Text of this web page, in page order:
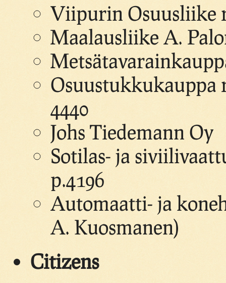
Viipurin Osuusliike
Maalausliike A.
Osuustukkukauppa
4440
Johs Tiedemann Oy
Sotilas- ja
p.4196
Automaatti- ja
A. Kuosmanen)
Citizens